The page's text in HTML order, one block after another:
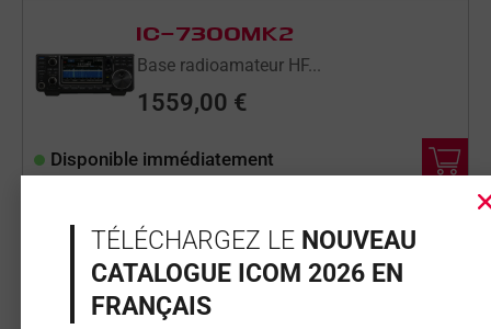
IC-7300MK2
Base radioamateur HF...
1559,00 €
Disponible immédiatement
IC-9700
Base radioamateur nu...
1850,02
TÉLÉCHARGEZ LE NOUVEAU
CATALOGUE ICOM 2026 EN
FRANÇAIS